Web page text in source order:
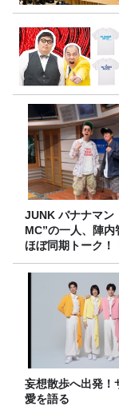
JUNK バナナマン「三大“小
MC”の一人、陣内
ほぼ同期トーク！
妄想散歩へ出発！
愛を語る